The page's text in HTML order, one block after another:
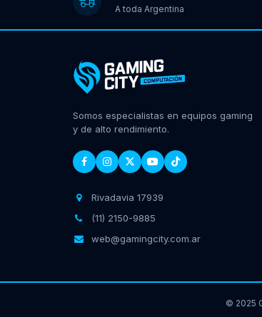
A toda Argentina
Somos especialistas en equipos gaming
y de alto rendimiento.
Rivadavia 17939
(11) 2150-9885
web@gamingcity.com.ar
© 2025